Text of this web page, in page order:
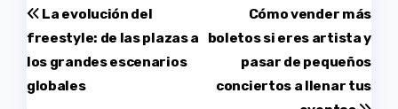
Navegación
de
entradas
Cómo vender más
boletos si eres artista y
pasar de pequeños
conciertos a llenar tus
La evolución del
freestyle: de las plazas a
los grandes escenarios
globales